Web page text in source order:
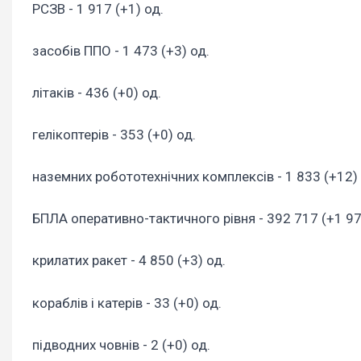
РСЗВ - 1 917 (+1) од.
засобів ППО - 1 473 (+3) од.
літаків - 436 (+0) од.
гелікоптерів - 353 (+0) од.
наземних робототехнічних комплексів - 1 833 (+12)
БПЛА оперативно-тактичного рівня - 392 717 (+1
крилатих ракет - 4 850 (+3) од.
кораблів і катерів - 33 (+0) од.
підводних човнів - 2 (+0) од.